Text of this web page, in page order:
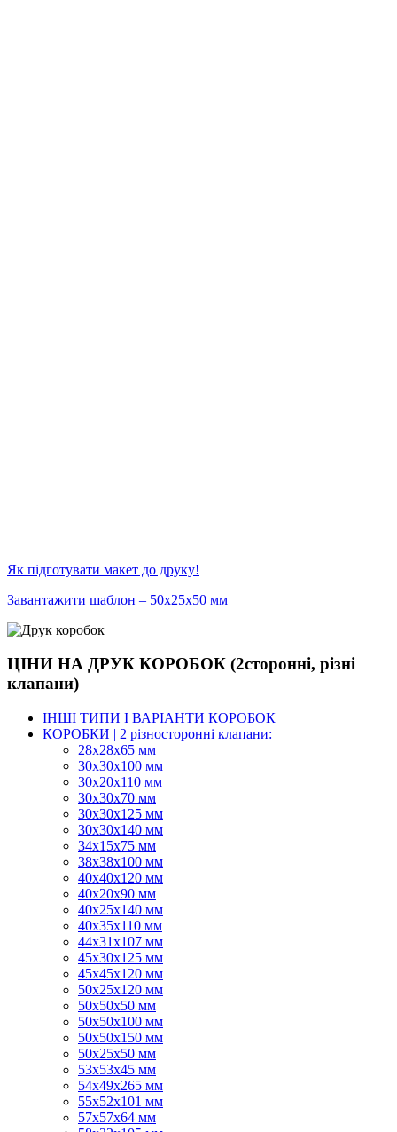
Як підготувати макет до друку!
Завантажити шаблон – 50х25х50 мм
ЦІНИ НА ДРУК КОРОБОК (2сторонні, різні
клапани)
ІНШІ ТИПИ І ВАРІАНТИ КОРОБОК
КОРОБКИ | 2 різносторонні клапани:
28х28х65 мм
30х30х100 мм
30х20х110 мм
30х30х70 мм
30х30х125 мм
30х30х140 мм
34х15х75 мм
38х38х100 мм
40х40х120 мм
40х20х90 мм
40х25х140 мм
40х35х110 мм
44х31х107 мм
45х30х125 мм
45х45х120 мм
50х25х120 мм
50х50х50 мм
50х50х100 мм
50х50х150 мм
50х25х50 мм
53х53х45 мм
54х49х265 мм
55х52х101 мм
57х57х64 мм